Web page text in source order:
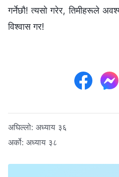
गर्नेछौ! त्यसो गरेर, तिमीहरूले
विश्‍वास गर!
अघिल्लो: अध्याय ३६
अर्को: अध्याय ३८